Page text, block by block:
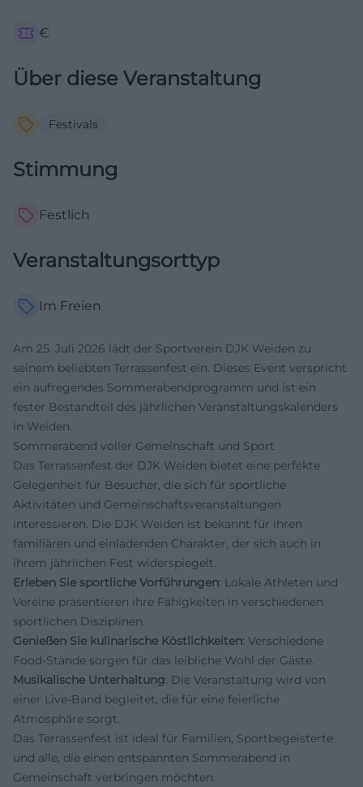
€
Über diese Veranstaltung
Festivals
Stimmung
Festlich
Veranstaltungsorttyp
Im Freien
Am 25. Juli 2026 lädt der Sportverein DJK Weiden zu
seinem beliebten Terrassenfest ein. Dieses Event verspricht
ein aufregendes Sommerabendprogramm und ist ein
fester Bestandteil des jährlichen Veranstaltungskalenders
in Weiden.
Sommerabend voller Gemeinschaft und Sport
Das Terrassenfest der DJK Weiden bietet eine perfekte
Gelegenheit für Besucher, die sich für sportliche
Aktivitäten und Gemeinschaftsveranstaltungen
interessieren. Die DJK Weiden ist bekannt für ihren
familiären und einladenden Charakter, der sich auch in
ihrem jährlichen Fest widerspiegelt.
Erleben Sie sportliche Vorführungen: Lokale Athleten und
Vereine präsentieren ihre Fähigkeiten in verschiedenen
sportlichen Disziplinen.
Genießen Sie kulinarische Köstlichkeiten: Verschiedene
Food-Stände sorgen für das leibliche Wohl der Gäste.
Musikalische Unterhaltung: Die Veranstaltung wird von
einer Live-Band begleitet, die für eine feierliche
Atmosphäre sorgt.
Das Terrassenfest ist ideal für Familien, Sportbegeisterte
und alle, die einen entspannten Sommerabend in
Gemeinschaft verbringen möchten.